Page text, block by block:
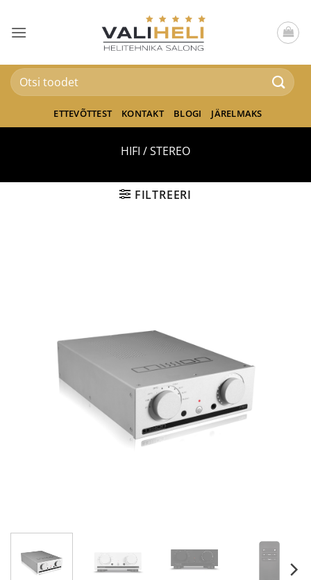
content
Otsi:
ETTEVÕTTEST KONTAKT BLOGI JÄRELMAKS
HIFI / STEREO
FILTREERI